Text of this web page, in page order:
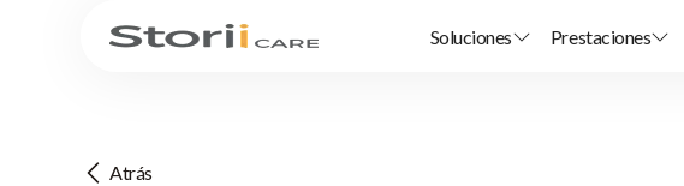
Soluciones Prestaciones
Atrás